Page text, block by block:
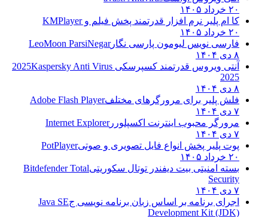
۲۰ خرداد ۱۴۰۵
کا ام پلیر نرم افزار قدرتمند پخش فیلم وKMPlayer
۲۰ خرداد ۱۴۰۵
فارسی نویس لیومون پارسی نگارLeoMoon ParsiNegar
۸ دی ۱۴۰۴
آنتی ویروس قدرتمند کسپرسکی 2025 Kaspersky Anti Virus
2025
۸ دی ۱۴۰۴
فلش پلیر برای مرورگرهای مختلفAdobe Flash Player
۷ دی ۱۴۰۴
مرورگر محبوب اینترنت اکسپلوررInternet Explorer
۷ دی ۱۴۰۴
پوت پلیر پخش انواع فایل تصویری و صوتیPotPlayer
۲۰ خرداد ۱۴۰۵
بسته امنیتی بیت دیفندر توتال سکوریتیBitdefender Total
Security
۷ دی ۱۴۰۴
اجرای برنامه بر اساس زبان برنامه نویسی جJava SE
Development Kit (JDK)